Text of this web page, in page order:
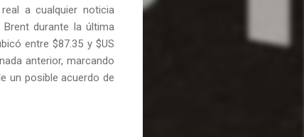
a cualquier noticia
durante la última
entre $87.35 y $US
anterior, marcando
un posible acuerdo de